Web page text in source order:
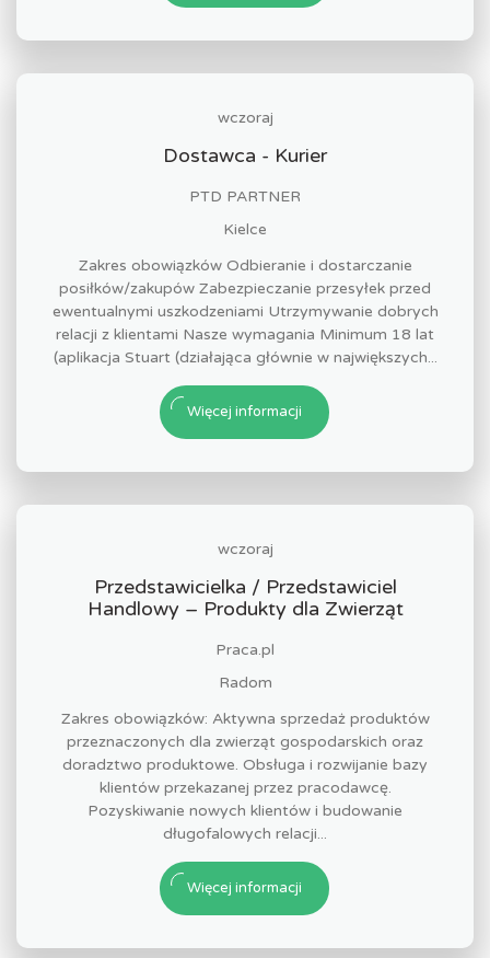
wczoraj
Dostawca - Kurier
PTD PARTNER
Kielce
Zakres obowiązków Odbieranie i dostarczanie
posiłków/zakupów Zabezpieczanie przesyłek przed
ewentualnymi uszkodzeniami Utrzymywanie dobrych
relacji z klientami Nasze wymagania Minimum 18 lat
(aplikacja Stuart (działająca głównie w największych...
Więcej informacji
wczoraj
Przedstawicielka / Przedstawiciel
Handlowy – Produkty dla Zwierząt
Praca.pl
Radom
Zakres obowiązków: Aktywna sprzedaż produktów
przeznaczonych dla zwierząt gospodarskich oraz
doradztwo produktowe. Obsługa i rozwijanie bazy
klientów przekazanej przez pracodawcę.
Pozyskiwanie nowych klientów i budowanie
długofalowych relacji...
Więcej informacji